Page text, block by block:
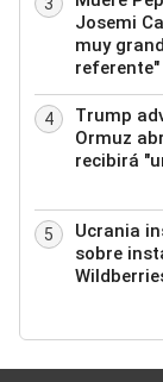
Josemi
muy
referente"
4
Trump
Ormuz
recibirá
5
Ucrania
sobre